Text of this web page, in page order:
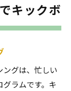
キックボ
グは、忙しい
ラムです。キ